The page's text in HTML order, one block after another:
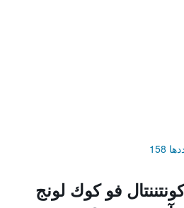
فو كوك لونج